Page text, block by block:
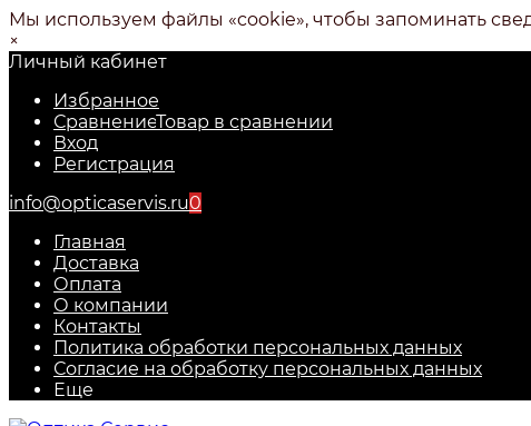
Мы используем файлы «cookie», чтобы запоминать
×
Личный кабинет
Избранное
СравнениеТовар в сравнении
Вход
Регистрация
info@opticaservis.ru0
Главная
Доставка
Оплата
О компании
Контакты
Политика обработки персональных данных
Согласие на обработку персональных данных
Еще